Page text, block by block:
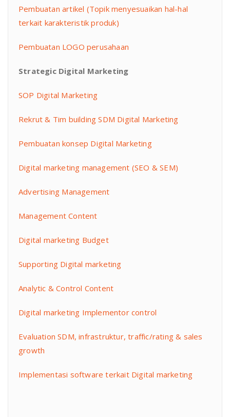
Pembuatan artikel (Topik menyesuaikan hal-hal
terkait karakteristik produk)
Pembuatan LOGO perusahaan
Strategic Digital Marketing
SOP Digital Marketing
Rekrut & Tim building SDM Digital Marketing
Pembuatan konsep Digital Marketing
Digital marketing management (SEO & SEM)
Advertising Management
Management Content
Digital marketing Budget
Supporting Digital marketing
Analytic & Control Content
Digital marketing Implementor control
Evaluation SDM, infrastruktur, traffic/rating & sales
growth
Implementasi software terkait Digital marketing